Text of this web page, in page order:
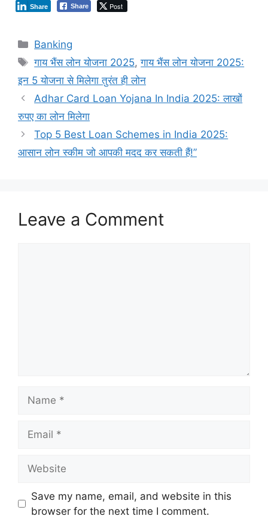
Share Post
Share
Categories
Banking
Tags
गाय भैंस लोन योजना 2025,गाय भैंस लोन योजना 2025:
इन 5 योजना से मिलेगा तुरंत ही लोन
Adhar Card Loan Yojana In India 2025: लाखों
रुपए का लोन मिलेगा
Top 5 Best Loan Schemes in India 2025:
आसान लोन स्कीम जो आपकी मदद कर सकती हैं!”
Leave a Comment
Save my name, email, and website in this
browser for the next time I comment.